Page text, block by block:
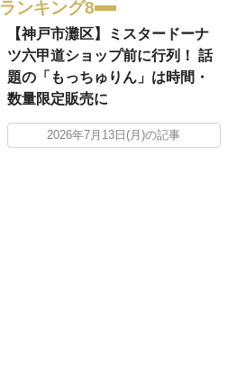
ランキング8
【神戸市灘区】ミスタードーナ
ツ六甲道ショップ前に行列！ 話
題の「もっちゅりん」は時間・
数量限定販売に
2026年7月13日(月)の記事